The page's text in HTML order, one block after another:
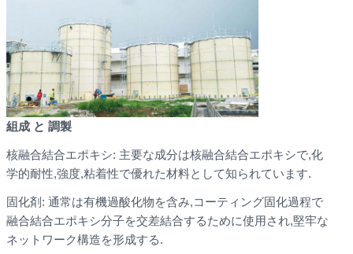
組成 と 調製
核融合結合エポキシ: 主要な成分は核融合結合エポキシで,化
学的耐性,強度,粘着性で優れた材料として知られています.
固化剤: 通常は有機過酸化物を含み,コーティング固化過程で
融合結合エポキシ分子を交差結合するために使用され,堅牢な
ネットワーク構造を形成する.